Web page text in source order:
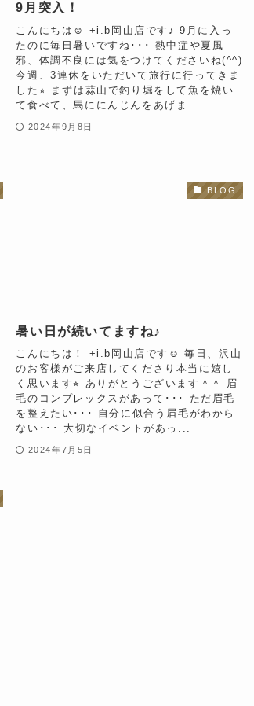
9月突入！
こんにちは☺︎ +i.b岡山店です♪ 9月に入っ
たのに毎日暑いですね･･･ 熱中症や夏風
邪、体調不良には気をつけてくださいね(^^)
今週、3連休をいただいて旅行に行ってきま
した⭐︎ まずは蒜山で釣り堀をして魚を焼い
て食べて、馬ににんじんをあげま...
2024年9月8日
BLOG
暑い日が続いてますね♪
こんにちは！ +i.b岡山店です☺︎ 毎日、沢山
のお客様がご来店してくださり本当に嬉し
く思います⭐︎ ありがとうございます＾＾ 眉
毛のコンプレックスがあって･･･ ただ眉毛
を整えたい･･･ 自分に似合う眉毛がわから
ない･･･ 大切なイベントがあっ...
2024年7月5日